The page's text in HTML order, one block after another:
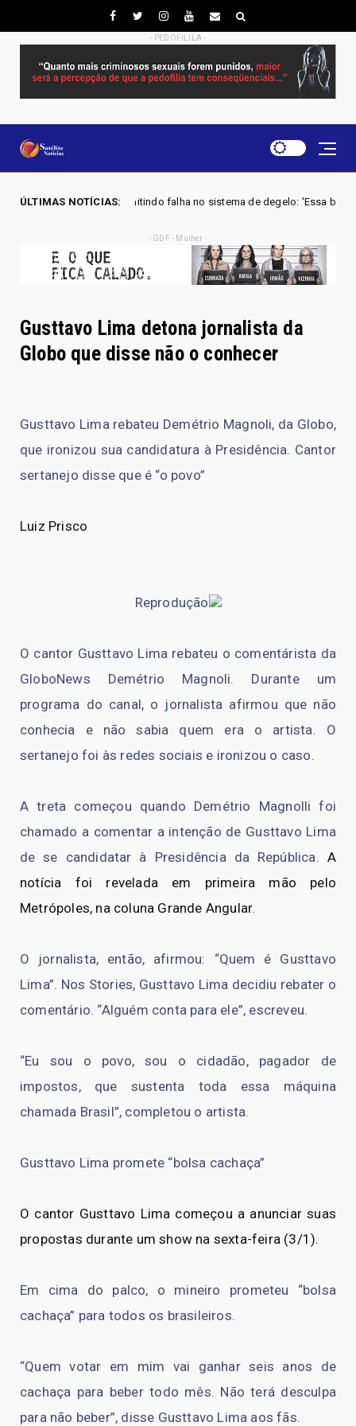
- PEDOFILILA -
ÚLTIMAS NOTÍCIAS:
admitindo falha no sistema de degelo: 'Essa b** não tá funcionando'
- GDF - Mulher -
Gusttavo Lima detona jornalista da
Globo que disse não o conhecer
Gusttavo Lima rebateu Demétrio Magnoli, da Globo,
que ironizou sua candidatura à Presidência. Cantor
sertanejo disse que é “o povo”
Luiz Prisco
Reprodução
O cantor Gusttavo Lima rebateu o comentárista da
GloboNews Demétrio Magnoli. Durante um
programa do canal, o jornalista afirmou que não
conhecia e não sabia quem era o artista. O
sertanejo foi às redes sociais e ironizou o caso.
A treta começou quando Demétrio Magnolli foi
chamado a comentar a intenção de Gusttavo Lima
de se candidatar à Presidência da República. A
notícia foi revelada em primeira mão pelo
Metrópoles, na coluna Grande Angular.
O jornalista, então, afirmou: “Quem é Gusttavo
Lima”. Nos Stories, Gusttavo Lima decidiu rebater o
comentário. “Alguém conta para ele”, escreveu.
“Eu sou o povo, sou o cidadão, pagador de
impostos, que sustenta toda essa máquina
chamada Brasil”, completou o artista.
Gusttavo Lima promete “bolsa cachaça”
O cantor Gusttavo Lima começou a anunciar suas
propostas durante um show na sexta-feira (3/1).
Em cima do palco, o mineiro prometeu “bolsa
cachaça” para todos os brasileiros.
“Quem votar em mim vai ganhar seis anos de
cachaça para beber todo mês. Não terá desculpa
para não beber”, disse Gusttavo Lima aos fãs.